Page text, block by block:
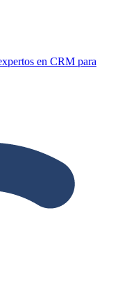
en CRM para